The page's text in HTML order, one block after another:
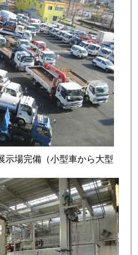
示場完備（小型車から大型